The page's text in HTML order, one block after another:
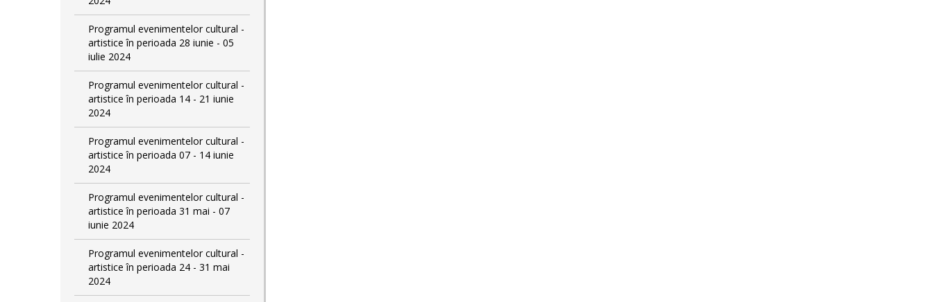
Programul evenimentelor cultural -
artistice în perioada 28 iunie - 05
iulie 2024
Programul evenimentelor cultural -
artistice în perioada 14 - 21 iunie
2024
Programul evenimentelor cultural -
artistice în perioada 07 - 14 iunie
2024
Programul evenimentelor cultural -
artistice în perioada 31 mai - 07
iunie 2024
Programul evenimentelor cultural -
artistice în perioada 24 - 31 mai
2024